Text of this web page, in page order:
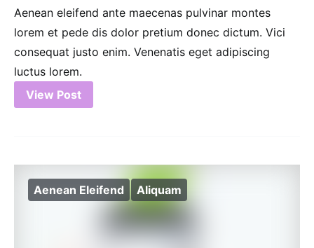
Aenean eleifend ante maecenas pulvinar montes
lorem et pede dis dolor pretium donec dictum. Vici
consequat justo enim. Venenatis eget adipiscing
luctus lorem.
View Post
Aenean Eleifend Aliquam